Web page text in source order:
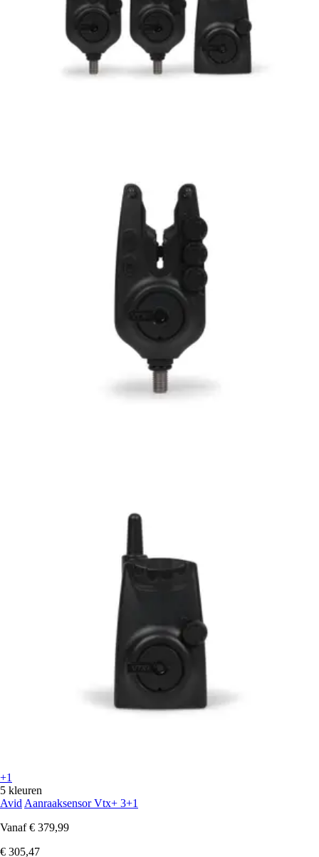
+1
5 kleuren
Avid Aanraaksensor Vtx+ 3+1
Vanaf € 379,99
€ 305,47